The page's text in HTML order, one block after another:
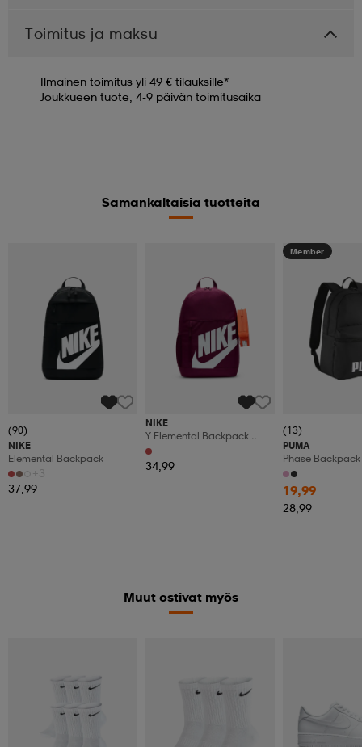
Toimitus ja maksu
Ilmainen toimitus yli 49 € tilauksille*
Joukkueen tuote, 4-9 päivän toimitusaika
Samankaltaisia tuotteita
(90)
NIKE
Elemental Backpack
+3
37,99
NIKE
Y Elemental Backpack
Shoebox
34,99
Member
(13)
PUMA
Phase Backpack
19,99
28,99
Muut ostivat myös